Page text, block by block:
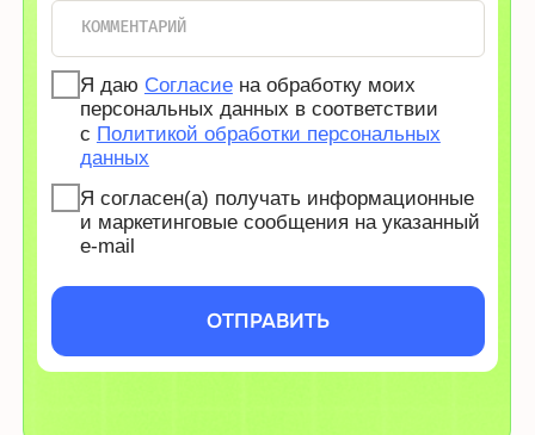
Электронная почта
ACCOUNT@PODBOR.IO
Телеграм
@NIKITASMIRNOV
Оставить заявку
Чат-бот